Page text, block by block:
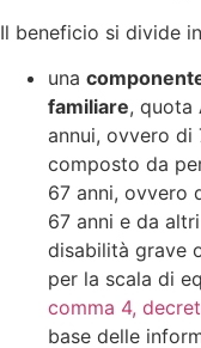
Il beneficio si divide
una
familiare, quota
annui, ovvero di
composto da
67 anni, ovvero
67 anni e da
disabilità grave
per la scala di
comma 4,
base delle